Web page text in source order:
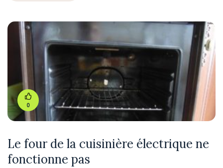
0
Le four de la cuisinière électrique ne
fonctionne pas